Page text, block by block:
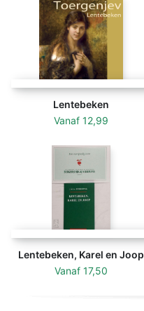
Lentebeken
Vanaf 12,99
Lentebeken, Karel en Joop
Vanaf 17,50